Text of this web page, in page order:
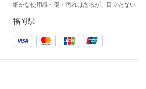
細かな使用感・傷・汚れはあるが、目立たない
福岡県